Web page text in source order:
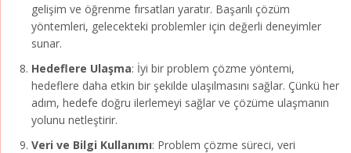
gelişim ve öğrenme fırsatları yaratır. Başarılı çözüm
yöntemleri, gelecekteki problemler için değerli deneyimler
sunar.
Hedeflere Ulaşma: İyi bir problem çözme yöntemi,
hedeflere daha etkin bir şekilde ulaşılmasını sağlar. Çünkü her
adım, hedefe doğru ilerlemeyi sağlar ve çözüme ulaşmanın
yolunu netleştirir.
Veri ve Bilgi Kullanımı: Problem çözme süreci, veri